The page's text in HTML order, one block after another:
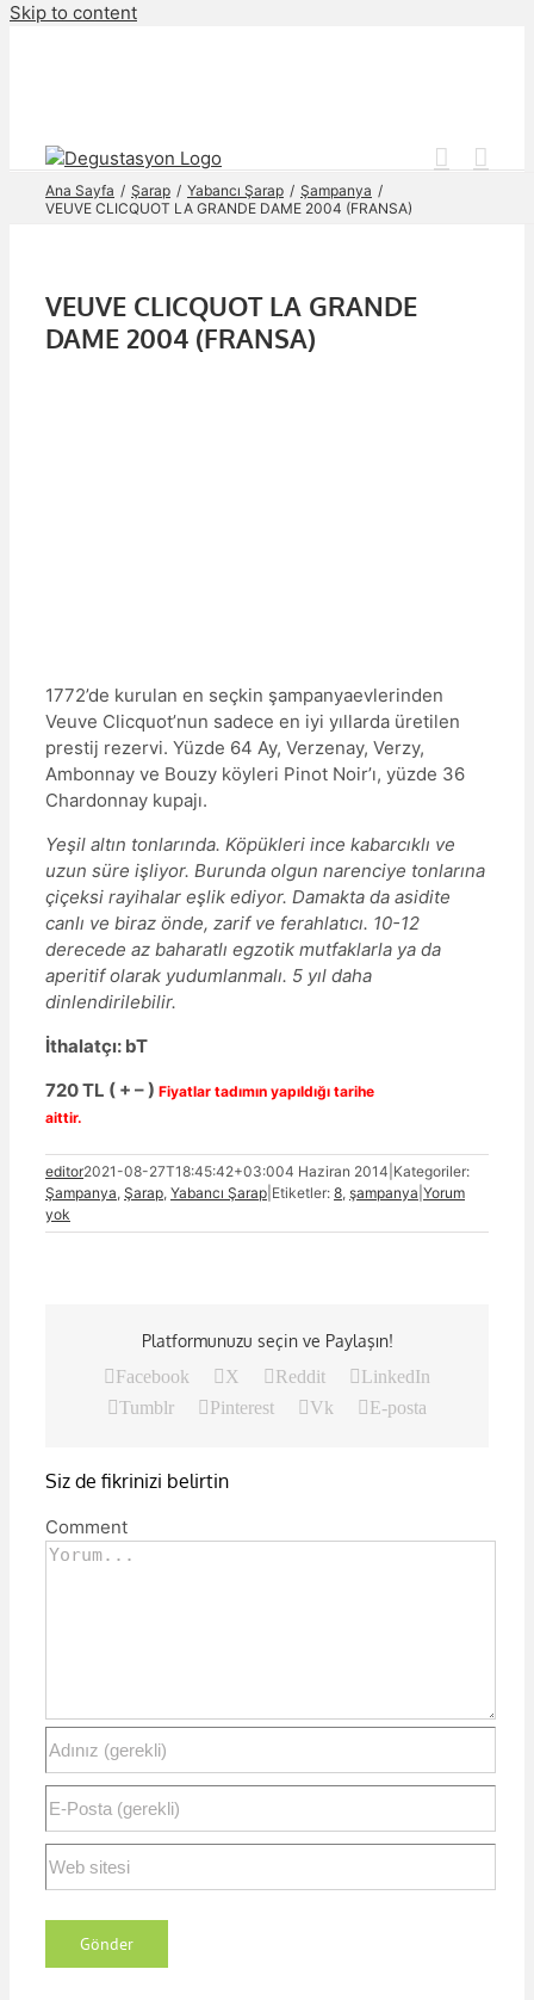
Skip to content
Ana Sayfa Şarap Yabancı Şarap
Şampanya
VEUVE CLICQUOT LA GRANDE DAME 2004 (FRANSA)
VEUVE CLICQUOT LA GRANDE
DAME 2004 (FRANSA)
1772’de kurulan en seçkin şampanyaevlerinden
Veuve Clicquot’nun sadece en iyi yıllarda üretilen
prestij rezervi. Yüzde 64 Ay, Verzenay, Verzy,
Ambonnay ve Bouzy köyleri Pinot Noir’ı, yüzde 36
Chardonnay kupajı.
Yeşil altın tonlarında. Köpükleri ince kabarcıklı ve
uzun süre işliyor. Burunda olgun narenciye tonlarına
çiçeksi rayihalar eşlik ediyor. Damakta da asidite
canlı ve biraz önde, zarif ve ferahlatıcı. 10-12
derecede az baharatlı egzotik mutfaklarla ya da
aperitif olarak yudumlanmalı. 5 yıl daha
dinlendirilebilir.
İthalatçı: bT
720 TL ( + – ) Fiyatlar tadımın yapıldığı tarihe
aittir.
editor2021-08-27T18:45:42+03:004 Haziran 2014 Kategoriler:
Şampanya, Şarap, Yabancı Şarap Etiketler: 8, şampanya Yorum
yok
Platformunuzu seçin ve Paylaşın!
Facebook
X Reddit
LinkedIn
Tumblr
Pinterest Vk E-posta
Siz de fikrinizi belirtin
Comment